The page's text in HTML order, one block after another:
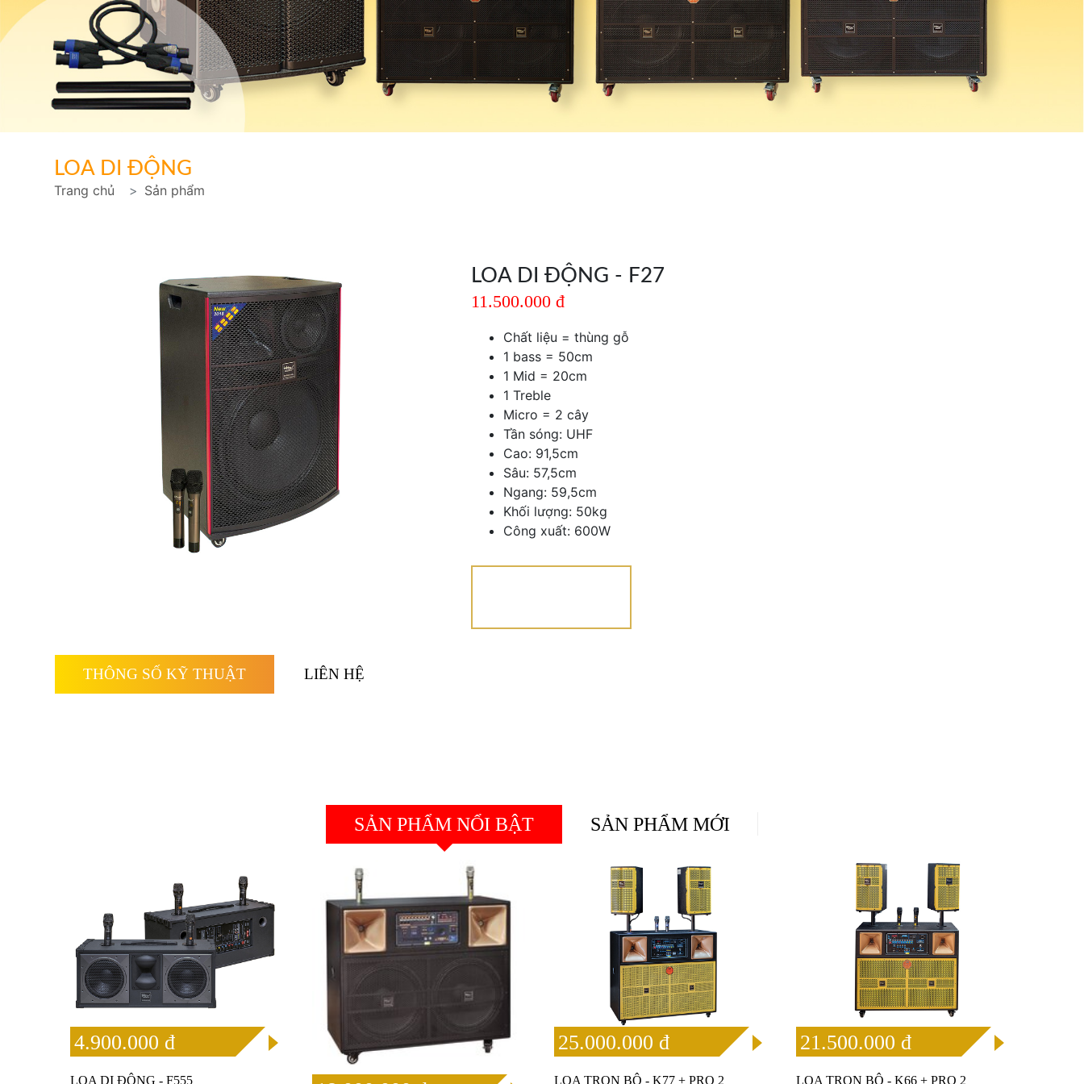
LOA DI ĐỘNG
Trang chủ Sản phẩm
LOA DI ĐỘNG - F27
11.500.000 đ
Chất liệu = thùng gỗ
1 bass = 50cm
1 Mid = 20cm
1 Treble
Micro = 2 cây
Tần sóng: UHF
Cao: 91,5cm
Sâu: 57,5cm
Ngang: 59,5cm
Khối lượng: 50kg
Công xuất: 600W
THÔNG SỐ KỸ THUẬT LIÊN HỆ
SẢN PHẨM NỔI BẬT SẢN PHẨM MỚI
4.900.000 đ
LOA DI ĐỘNG - F555
25.000.000 đ
LOA TRỌN BỘ - K77 + PRO 2
21.500.000 đ
LOA TRỌN BỘ - K66 + PRO 2